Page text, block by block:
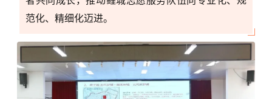
范化、精细化迈进。